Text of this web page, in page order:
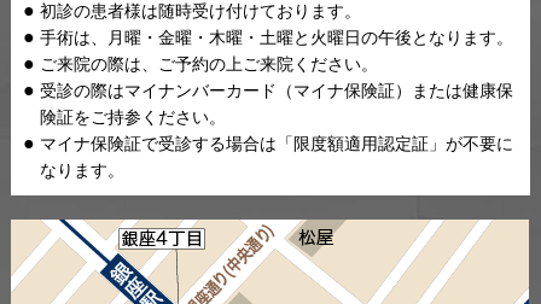
初診の患者様は随時受け付けております。
手術は、月曜・金曜・木曜・土曜と火曜日の午後となります。
ご来院の際は、ご予約の上ご来院ください。
受診の際はマイナンバーカード（マイナ保険証）または健康保
険証をご持参ください。
マイナ保険証で受診する場合は「限度額適用認定証」が不要に
なります。